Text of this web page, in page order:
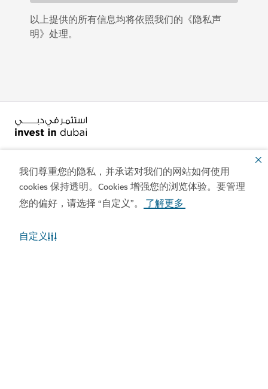
我们尊重您的隐私，并承诺对我们的网站如何使用
cookies 保持透明。Cookies 增强您的浏览体验。要管理
您的偏好，请选择 “自定义”。 了解更多
自定义
以上提供的所有信息均将依照我们的《隐私声
明》处理。
热门链接
联系我们